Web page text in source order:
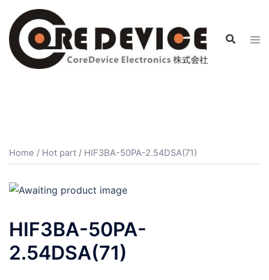
Home / Hot part / HIF3BA-50PA-2.54DSA(71)
HIF3BA-50PA-
2.54DSA(71)